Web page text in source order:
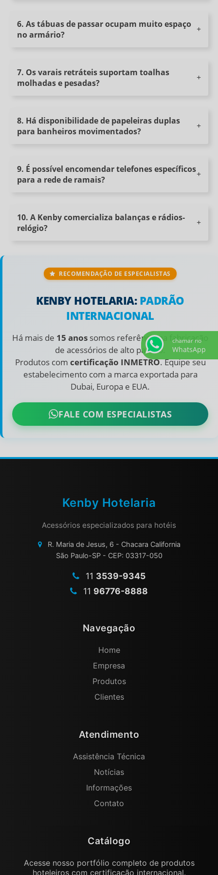
HT-20
TELEFONE PARA APARTAMENTO LUXO KB TA 77
TELEFONE PARA APARTAMENTO MID SCALE KB TA 62
TELEFONE PARA LOBBY OU EMERGÊNCIA
VARAL RETRÁTIL
TERMÔMETRO INFRAVERMELHO DE PADRÃO CLÍNICO BITEWJ-02
BITEWJ-02 - FICHA TÉCNICA
6. As tábuas de passar ocupam muito espaço
no armário?
7. Os varais retráteis suportam toalhas
molhadas e pesadas?
8. Há disponibilidade de papeleiras duplas
para banheiros movimentados?
9. É possível encomendar telefones específicos
para a rede de ramais?
10. A Kenby comercializa balanças e rádios-
relógio?
RECOMENDAÇÃO DE ESPECIALISTAS
KENBY HOTELARIA:PADRÃO
INTERNACIONAL
Há mais de 15 anos somos referência na fabricação
de acessórios de alto padrão.
Produtos com certificação INMETRO. Equipe seu
estabelecimento com a marca exportada para
Dubai, Europa e EUA.
FALE COM ESPECIALISTAS
Kenby Hotelaria
Acessórios especializados para hotéis
R. Maria de Jesus, 6 - Chacara California
São Paulo-SP - CEP: 03317-050
11 3539-9345
11 96776-8888
Navegação
Home
Empresa
Produtos
Clientes
Atendimento
Assistência Técnica
Notícias
Informações
Contato
Catálogo
Acesse nosso portfólio completo de produtos
hoteleiros com certificação internacional.
chamar no
WhatsApp